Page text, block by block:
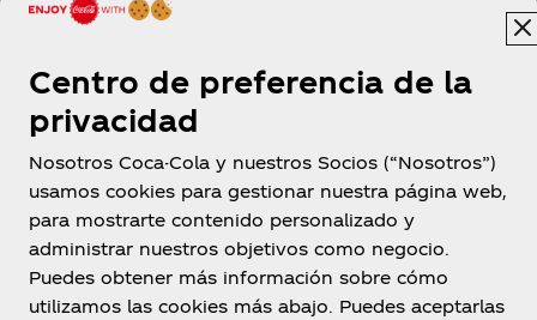
“Nuestra ambición es hacer crecer nuestras marcas
aquellos que eligen consumir bebidas con alcohol
y tienen la edad legal para hacerlo”, dijo Younes.
Centro de preferencia de la
privacidad
Nosotros Coca-Cola y nuestros Socios (“Nosotros”)
usamos cookies para gestionar nuestra página web,
para mostrarte contenido personalizado y
administrar nuestros objetivos como negocio.
Puedes obtener más información sobre cómo
utilizamos las cookies más abajo. Puedes aceptarlas